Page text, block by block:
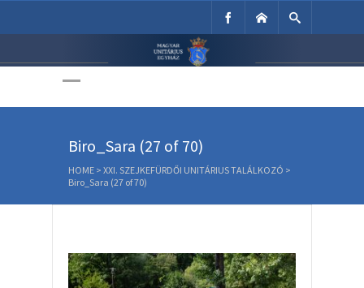
Unitárius Egyház
Biro_Sara (27 of 70)
HOME > XXI. SZEJKEFÜRDŐI UNITÁRIUS TALÁLKOZÓ >
Biro_Sara (27 of 70)